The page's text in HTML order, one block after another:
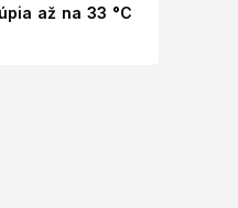
až na 33 °C